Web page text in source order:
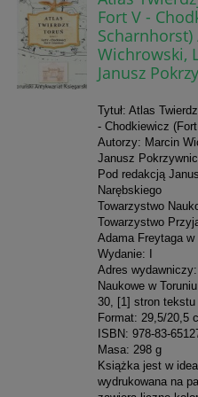
Fort V -
Wichrowski,
Janusz
Tytuł: Atlas
- Chodkiewicz
Autorzy: Marcin
Janusz
Pod redakcją
Narębskiego
Towarzystwo
Towarzystwo
Adama Freytaga w
Wydanie: I
Adres
Naukowe w
30, [1] stron
Format: 29,5/20,5
ISBN: 978-83-
Masa: 298 g
Książka jest w
wydrukowana na